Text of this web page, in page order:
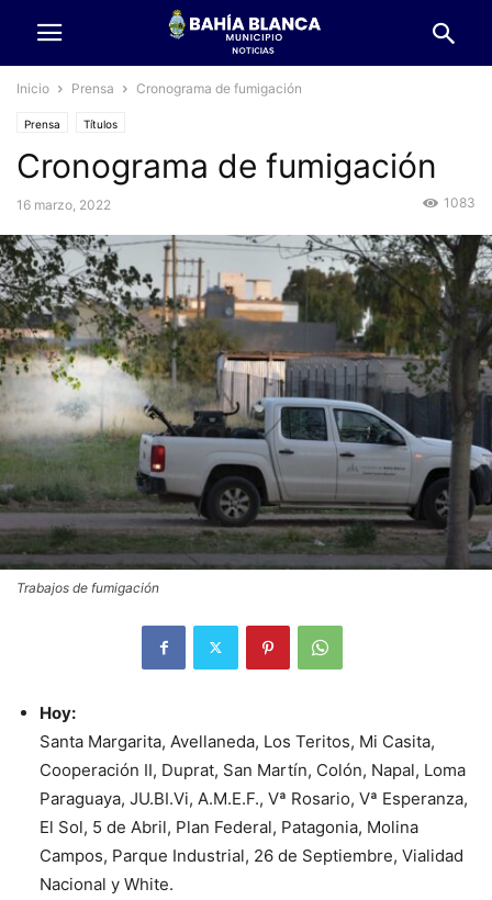
Inicio Prensa Cronograma de fumigación
Prensa Títulos
Cronograma de fumigación
16 marzo, 2022 1083
Trabajos de fumigación
Hoy:
Santa Margarita, Avellaneda, Los Teritos, Mi Casita,
Cooperación II, Duprat, San Martín, Colón, Napal, Loma
Paraguaya, JU.BI.Vi, A.M.E.F., Vª Rosario, Vª Esperanza,
El Sol, 5 de Abril, Plan Federal, Patagonia, Molina
Campos, Parque Industrial, 26 de Septiembre, Vialidad
Nacional y White.